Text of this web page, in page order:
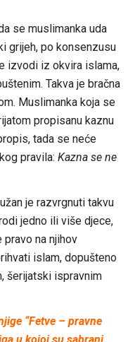
se muslimanka uda
grijeh, po konsenzusu
izvodi iz okvira islama,
Takva je bračna
Muslimanka koja se
propisanu kaznu
tada se neće
pravila: Kazna se ne
je razvrgnuti takvu
jedno ili više djece,
na njihov
islam, dopušteno
šerijatski ispravnim
“Fetve – pravne
u kojoj su sabrani